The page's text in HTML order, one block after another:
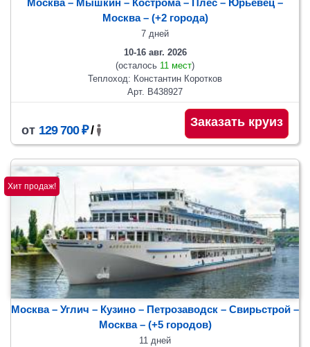
Москва – Мышкин – Кострома – Плес – Юрьевец –
Москва– (+2 города)
7 дней
10-16 авг. 2026
(осталось 11 мест)
Теплоход: Константин Коротков
Арт. В438927
от 129 700 ₽/
Заказать круиз
Хит продаж!
Москва – Углич – Кузино – Петрозаводск – Свирьстрой –
Москва– (+5 городов)
11 дней